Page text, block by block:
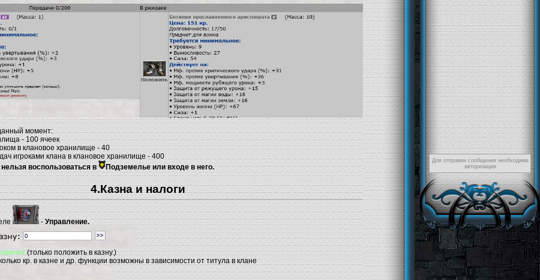
момент:
- 100 ячеек
в клановое хранилище - 40
игроками клана в клановое хранилище - 400
воспользоваться в Подземельеили входе в него.
4.Казна и налоги
-Управление.
(только положить в казну.)
кр. в казне и др. функции возможны в зависимости от титула в клане
Для отправки сообщения необходима
авторизация